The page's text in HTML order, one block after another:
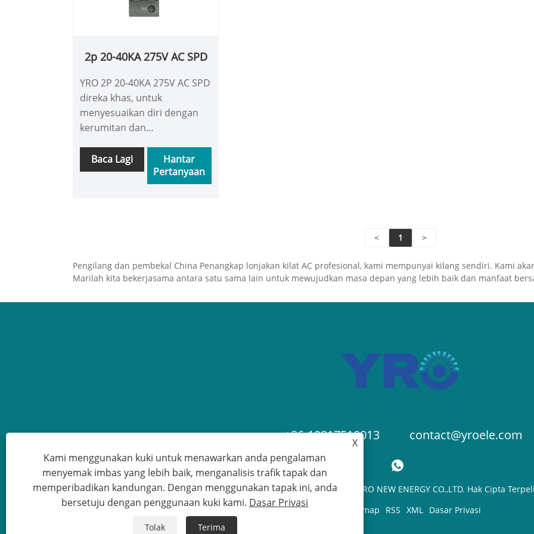
2p 20-40KA 275V AC SPD
YRO 2P 20-40KA 275V AC SPD
direka khas, untuk
menyesuaikan diri dengan
kerumitan dan
sistem kuasa,
mengintegrasikan teknologi
perlindungan kilat maju dan
Baca Lagi
Hantar
Pertanyaan
< 1 >
Pengilang dan pembekal China Penangkap lonjakan kilat AC profesional, kami mempunyai kilang sendiri. Kami
Marilah kita bekerjasama antara satu sama lain untuk mewujudkan masa depan yang lebih baik dan manfaat
+86-19817510013 contact@yroele.com
Hak Cipta © 2024 ZHEJIANG YRO NEW ENERGY CO.,LTD. Hak Cipta
Sitemap RSS XML Dasar Privasi
X
Kami menggunakan kuki untuk menawarkan anda pengalaman
menyemak imbas yang lebih baik, menganalisis trafik tapak dan
memperibadikan kandungan. Dengan menggunakan tapak ini, anda
bersetuju dengan penggunaan kuki kami. Dasar Privasi
Tolak Terima